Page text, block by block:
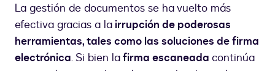
La gestión de documentos se ha vuelto más
efectiva gracias a la irrupción de poderosas
herramientas, tales como las soluciones de firma
electrónica. Si bien lafirma escaneada continúa